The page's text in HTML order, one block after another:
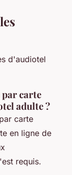
carte
adulte ?
carte
en ligne de
requis.